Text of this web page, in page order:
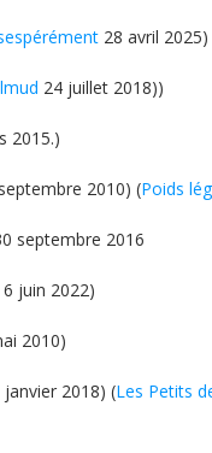
28 avril 2025)
24 juillet 2018))
2015.)
2010) (Poids
septembre 2016
6 juin 2022)
2010)
janvier 2018) (Les Petits